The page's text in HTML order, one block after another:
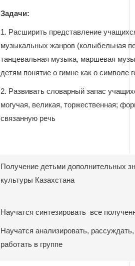
Задачи:
1. Расширить представление
музыкальных жанров (колыбельная
танцевальная музыка, маршевая
детям понятие о гимне как о символе
2. Развивать словарный запас
могучая, великая, торжественная;
связанную речь
Получение детьми дополнительных
культуры Казахстана
Научатся синтезировать все
Научатся анализировать,
работать в группе